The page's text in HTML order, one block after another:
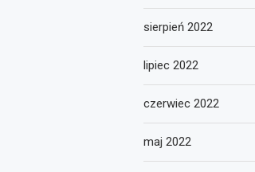
sierpień 2022
lipiec 2022
czerwiec 2022
maj 2022